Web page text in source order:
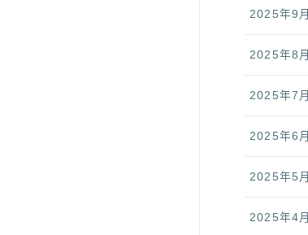
2025年9月
2025年8月
2025年7月
2025年6月
2025年5月
2025年4月